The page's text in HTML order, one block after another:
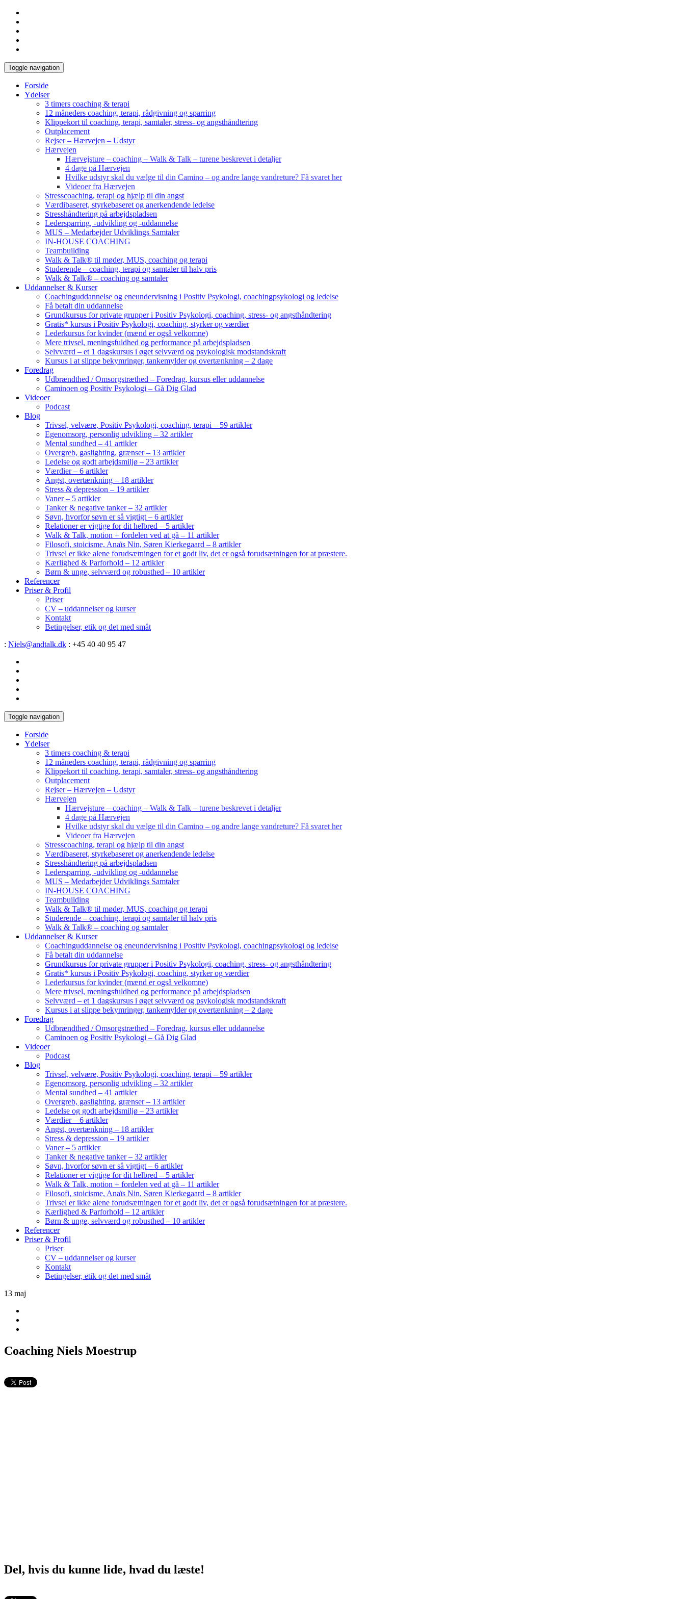
Toggle navigation
Forside
Ydelser
3 timers coaching & terapi
12 måneders coaching, terapi, rådgivning og sparring
Klippekort til coaching, terapi, samtaler, stress- og angsthåndtering
Outplacement
Rejser – Hærvejen – Udstyr
Hærvejen
Hærvejsture – coaching – Walk & Talk – turene beskrevet i detaljer
4 dage på Hærvejen
Hvilke udstyr skal du vælge til din Camino – og andre lange vandreture? Få svaret her
Videoer fra Hærvejen
Stresscoaching, terapi og hjælp til din angst
Værdibaseret, styrkebaseret og anerkendende ledelse
Stresshåndtering på arbejdspladsen
Ledersparring, -udvikling og -uddannelse
MUS – Medarbejder Udviklings Samtaler
IN-HOUSE COACHING
Teambuilding
Walk & Talk® til møder, MUS, coaching og terapi
Studerende – coaching, terapi og samtaler til halv pris
Walk & Talk® – coaching og samtaler
Uddannelser & Kurser
Coachinguddannelse og eneundervisning i Positiv Psykologi, coachingpsykologi og ledelse
Få betalt din uddannelse
Grundkursus for private grupper i Positiv Psykologi, coaching, stress- og angsthåndtering
Gratis* kursus i Positiv Psykologi, coaching, styrker og værdier
Lederkursus for kvinder (mænd er også velkomne)
Mere trivsel, meningsfuldhed og performance på arbejdspladsen
Selvværd – et 1 dagskursus i øget selvværd og psykologisk modstandskraft
Kursus i at slippe bekymringer, tankemylder og overtænkning – 2 dage
Foredrag
Udbrændthed / Omsorgstræthed – Foredrag, kursus eller uddannelse
Caminoen og Positiv Psykologi – Gå Dig Glad
Videoer
Podcast
Blog
Trivsel, velvære, Positiv Psykologi, coaching, terapi – 59 artikler
Egenomsorg, personlig udvikling – 32 artikler
Mental sundhed – 41 artikler
Overgreb, gaslighting, grænser – 13 artikler
Ledelse og godt arbejdsmiljø – 23 artikler
Værdier – 6 artikler
Angst, overtænkning – 18 artikler
Stress & depression – 19 artikler
Vaner – 5 artikler
Tanker & negative tanker – 32 artikler
Søvn, hvorfor søvn er så vigtigt – 6 artikler
Relationer er vigtige for dit helbred – 5 artikler
Walk & Talk, motion + fordelen ved at gå – 11 artikler
Filosofi, stoicisme, Anaïs Nin, Søren Kierkegaard – 8 artikler
Trivsel er ikke alene forudsætningen for et godt liv, det er også forudsætningen for at præstere.
Kærlighed & Parforhold – 12 artikler
Børn & unge, selvværd og robusthed – 10 artikler
Referencer
Priser & Profil
Priser
CV – uddannelser og kurser
Kontakt
Betingelser, etik og det med småt
: Niels@andtalk.dk : +45 40 40 95 47
Toggle navigation
Forside
Ydelser
3 timers coaching & terapi
12 måneders coaching, terapi, rådgivning og sparring
Klippekort til coaching, terapi, samtaler, stress- og angsthåndtering
Outplacement
Rejser – Hærvejen – Udstyr
Hærvejen
Hærvejsture – coaching – Walk & Talk – turene beskrevet i detaljer
4 dage på Hærvejen
Hvilke udstyr skal du vælge til din Camino – og andre lange vandreture? Få svaret her
Videoer fra Hærvejen
Stresscoaching, terapi og hjælp til din angst
Værdibaseret, styrkebaseret og anerkendende ledelse
Stresshåndtering på arbejdspladsen
Ledersparring, -udvikling og -uddannelse
MUS – Medarbejder Udviklings Samtaler
IN-HOUSE COACHING
Teambuilding
Walk & Talk® til møder, MUS, coaching og terapi
Studerende – coaching, terapi og samtaler til halv pris
Walk & Talk® – coaching og samtaler
Uddannelser & Kurser
Coachinguddannelse og eneundervisning i Positiv Psykologi, coachingpsykologi og ledelse
Få betalt din uddannelse
Grundkursus for private grupper i Positiv Psykologi, coaching, stress- og angsthåndtering
Gratis* kursus i Positiv Psykologi, coaching, styrker og værdier
Lederkursus for kvinder (mænd er også velkomne)
Mere trivsel, meningsfuldhed og performance på arbejdspladsen
Selvværd – et 1 dagskursus i øget selvværd og psykologisk modstandskraft
Kursus i at slippe bekymringer, tankemylder og overtænkning – 2 dage
Foredrag
Udbrændthed / Omsorgstræthed – Foredrag, kursus eller uddannelse
Caminoen og Positiv Psykologi – Gå Dig Glad
Videoer
Podcast
Blog
Trivsel, velvære, Positiv Psykologi, coaching, terapi – 59 artikler
Egenomsorg, personlig udvikling – 32 artikler
Mental sundhed – 41 artikler
Overgreb, gaslighting, grænser – 13 artikler
Ledelse og godt arbejdsmiljø – 23 artikler
Værdier – 6 artikler
Angst, overtænkning – 18 artikler
Stress & depression – 19 artikler
Vaner – 5 artikler
Tanker & negative tanker – 32 artikler
Søvn, hvorfor søvn er så vigtigt – 6 artikler
Relationer er vigtige for dit helbred – 5 artikler
Walk & Talk, motion + fordelen ved at gå – 11 artikler
Filosofi, stoicisme, Anaïs Nin, Søren Kierkegaard – 8 artikler
Trivsel er ikke alene forudsætningen for et godt liv, det er også forudsætningen for at præstere.
Kærlighed & Parforhold – 12 artikler
Børn & unge, selvværd og robusthed – 10 artikler
Referencer
Priser & Profil
Priser
CV – uddannelser og kurser
Kontakt
Betingelser, etik og det med småt
13 maj
Coaching Niels Moestrup
Del, hvis du kunne lide, hvad du læste!